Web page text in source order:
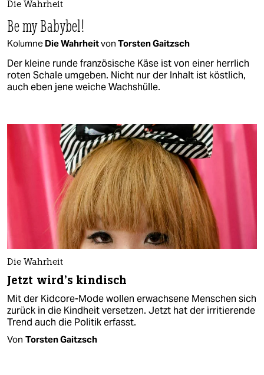
Die Wahrheit
Be my Babybel!
Kolumne Die Wahrheitvon Torsten Gaitzsch
Der kleine runde französische Käse ist von einer herrlich
roten Schale umgeben. Nicht nur der Inhalt ist köstlich,
auch eben jene weiche Wachshülle.
Die Wahrheit
Jetzt wird’s kindisch
Mit der Kidcore-Mode wollen erwachsene Menschen sich
zurück in die Kindheit versetzen. Jetzt hat der irritierende
Trend auch die Politik erfasst.
Von Torsten Gaitzsch